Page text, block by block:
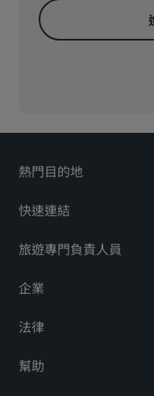
熱門目的地
快速連結
旅遊專門負責人員
企業
法律
幫助